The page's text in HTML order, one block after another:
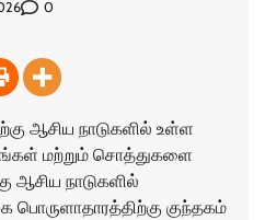
0
ஆசிய நாடுகளில் உள்ள
மற்றும் சொத்துகளை
ஆசிய நாடுகளில்
பொருளாதாரத்திற்கு குந்தகம்